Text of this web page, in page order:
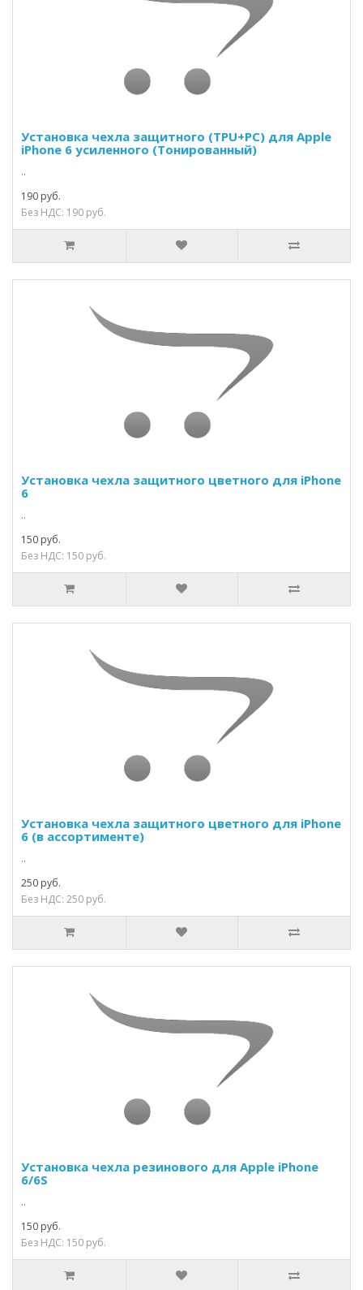
Установка чехла защитного (TPU+PC) для Apple
iPhone 6 усиленного (Тонированный)
..
190 руб.
Без НДС: 190 руб.
Установка чехла защитного цветного для iPhone
6
..
150 руб.
Без НДС: 150 руб.
Установка чехла защитного цветного для iPhone
6 (в ассортименте)
..
250 руб.
Без НДС: 250 руб.
Установка чехла резинового для Apple iPhone
6/6S
..
150 руб.
Без НДС: 150 руб.